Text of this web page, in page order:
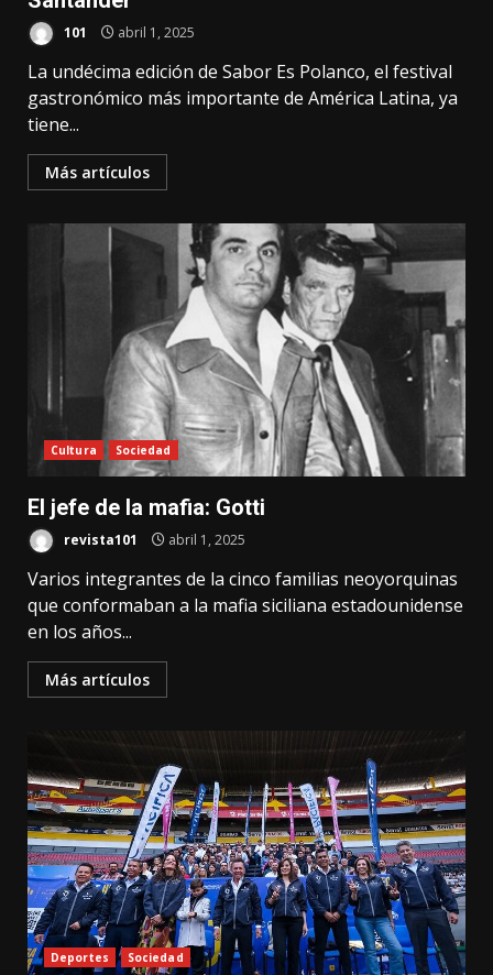
101 abril 1, 2025
La undécima edición de Sabor Es Polanco, el festival
gastronómico más importante de América Latina, ya
tiene...
Más artículos
Cultura Sociedad
El jefe de la mafia: Gotti
revista101 abril 1, 2025
Varios integrantes de la cinco familias neoyorquinas
que conformaban a la mafia siciliana estadounidense
en los años...
Más artículos
Deportes Sociedad